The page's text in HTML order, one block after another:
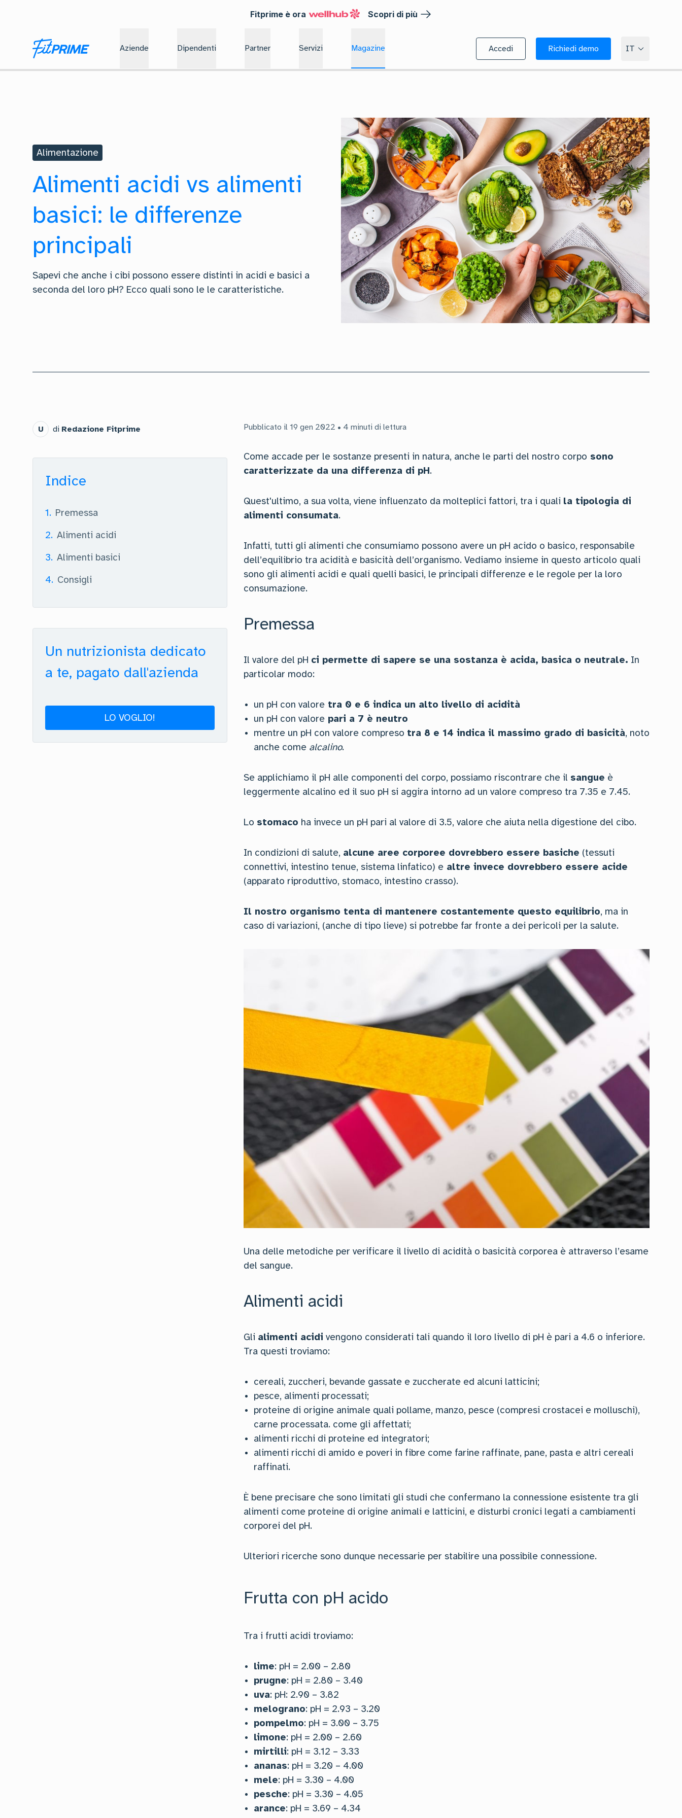
Fitprime è ora Scopri di più
Aziende Dipendenti Partner Servizi Magazine Accedi Richiedi demo IT
Alimentazione
Alimenti acidi vs alimenti
basici: le differenze
principali
Sapevi che anche i cibi possono essere distinti in acidi e basici a
seconda del loro pH? Ecco quali sono le le caratteristiche.
U di Redazione Fitprime
Indice
1. Premessa
2. Alimenti acidi
3. Alimenti basici
4. Consigli
Un nutrizionista dedicato
a te, pagato dall'azienda
LO VOGLIO!
Pubblicato il 19 gen 2022 • 4 minuti di lettura
Come accade per le sostanze presenti in natura, anche le parti del nostro corpo sono
caratterizzate da una differenza di pH.
Quest'ultimo, a sua volta, viene influenzato da molteplici fattori, tra i quali la tipologia di
alimenti consumata.
Infatti, tutti gli alimenti che consumiamo possono avere un pH acido o basico, responsabile
dell’equilibrio tra acidità e basicità dell’organismo. Vediamo insieme in questo articolo quali
sono gli alimenti acidi e quali quelli basici, le principali differenze e le regole per la loro
consumazione.
Premessa
Il valore del pH ci permette di sapere se una sostanza è acida, basica o neutrale. In
particolar modo:
un pH con valore tra 0 e 6 indica un alto livello di acidità
un pH con valore pari a 7 è neutro
mentre un pH con valore compreso tra 8 e 14 indica il massimo grado di basicità, noto
anche come alcalino.
Se applichiamo il pH alle componenti del corpo, possiamo riscontrare che il sangue è
leggermente alcalino ed il suo pH si aggira intorno ad un valore compreso tra 7.35 e 7.45.
Lo stomaco ha invece un pH pari al valore di 3.5, valore che aiuta nella digestione del cibo.
In condizioni di salute, alcune aree corporee dovrebbero essere basiche (tessuti
connettivi, intestino tenue, sistema linfatico) e altre invece dovrebbero essere acide
(apparato riproduttivo, stomaco, intestino crasso).
Il nostro organismo tenta di mantenere costantemente questo equilibrio, ma in
caso di variazioni, (anche di tipo lieve) si potrebbe far fronte a dei pericoli per la salute.
Una delle metodiche per verificare il livello di acidità o basicità corporea è attraverso l’esame
del sangue.
Alimenti acidi
Gli alimenti acidi vengono considerati tali quando il loro livello di pH è pari a 4.6 o inferiore.
Tra questi troviamo:
cereali, zuccheri, bevande gassate e zuccherate ed alcuni latticini;
pesce, alimenti processati;
proteine di origine animale quali pollame, manzo, pesce (compresi crostacei e molluschi),
carne processata. come gli affettati;
alimenti ricchi di proteine ed integratori;
alimenti ricchi di amido e poveri in fibre come farine raffinate, pane, pasta e altri cereali
raffinati.
È bene precisare che sono limitati gli studi che confermano la connessione esistente tra gli
alimenti come proteine di origine animali e latticini, e disturbi cronici legati a cambiamenti
corporei del pH.
Ulteriori ricerche sono dunque necessarie per stabilire una possibile connessione.
Frutta con pH acido
Tra i frutti acidi troviamo:
lime: pH = 2.00 – 2.80
prugne: pH = 2.80 – 3.40
uva: pH: 2.90 – 3.82
melograno: pH = 2.93 – 3.20
pompelmo: pH = 3.00 – 3.75
limone: pH = 2.00 – 2.60
mirtilli: pH = 3.12 – 3.33
ananas: pH = 3.20 – 4.00
mele: pH = 3.30 – 4.00
pesche: pH = 3.30 – 4.05
arance: pH = 3.69 – 4.34